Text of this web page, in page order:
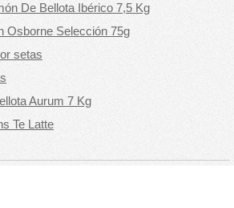
De Bellota Ibérico 7,5 Kg
Osborne Selección 75g
setas
Aurum 7 Kg
Te Latte